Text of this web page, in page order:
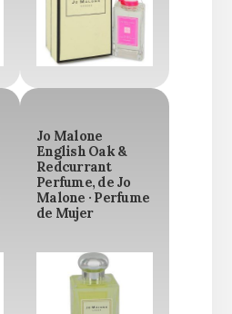
Jo Malone
English Oak &
Redcurrant
Perfume, de Jo
Malone · Perfume
de Mujer